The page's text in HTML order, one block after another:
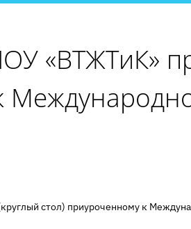
«ВТЖТиК»
стол) приуроченному к